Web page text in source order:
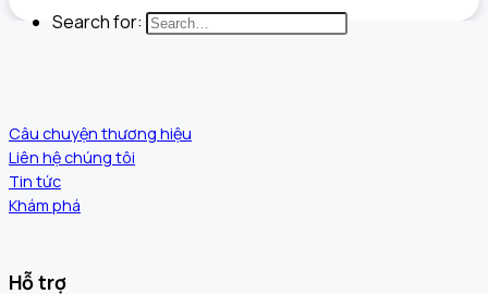
Search for:
Câu chuyện thương hiệu
Liên hệ chúng tôi
Tin tức
Khám phá
Hỗ trợ